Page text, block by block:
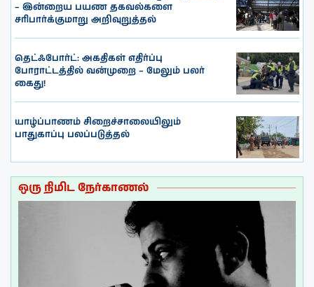
– இன்றைய பயண தகவல்களை
சரிபார்க்குமாறு அறிவுறுத்தல்
தெட்ஃபோர்ட்: அகதிகள் எதிர்ப்பு
போராட்டத்தில் வன்முறை – மேலும் பலர்
கைது!
யாழ்ப்பாணம் சிறைச்சாலையிலும்
பாதுகாப்பு பலப்படுத்தல்
ஒரு நிமிட நேர்காணல்